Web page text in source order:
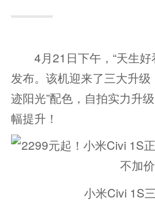
4月21日下午，“天生好
发布。该机迎来了三大升级
迹阳光”配色，自拍实力升
幅提升！
小米Civi 1S